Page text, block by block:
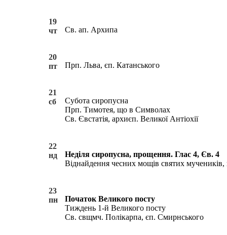
19
чт
Св. ап. Архипа
20
пт
Прп. Льва, єп. Катанського
21
сб
Субота сиропусна
Прп. Тимотея, що в Символах
Св. Євстатія, архиєп. Великої Антіохії
22
нд
Неділя сиропусна, прощення. Глас 4, Єв. 4
Віднайдення чесних мощів святих мучеників,
23
пн
Початок Великого посту
Тиждень 1-й Великого посту
Св. свщмч. Полікарпа, єп. Смирнського